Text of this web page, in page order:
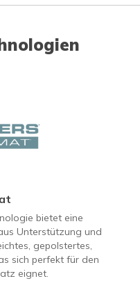
bietet eine
Unterstützung und
gepolstertes,
sich perfekt für den
eignet.